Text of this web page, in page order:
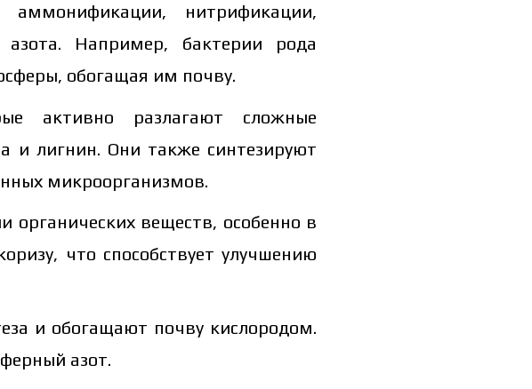
нитрификации,
Например, бактерии рода
обогащая им почву.
активно разлагают сложные
и лигнин. Они также синтезируют
микроорганизмов.
веществ, особенно в
что способствует улучшению
и обогащают почву кислородом.
азот.
Makosh
Скачать каталог
Скачать каталог